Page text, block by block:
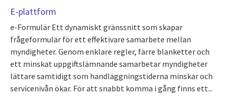
E-plattform
e-Formulär Ett dynamiskt gränssnitt som skapar
frågeformulär för ett effektivare samarbete mellan
myndigheter. Genom enklare regler, färre blanketter och
ett minskat uppgiftslämnande samarbetar myndigheter
lättare samtidigt som handläggningstiderna minskar och
servicenivån ökar. För att snabbt komma i gång finns ett...